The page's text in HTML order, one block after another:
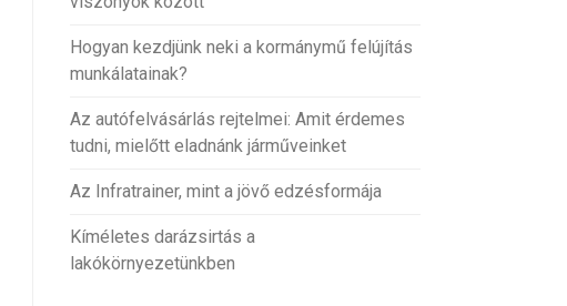
Hogyan kezdjünk neki a kormánymű felújítás
munkálatainak?
Az autófelvásárlás rejtelmei: Amit érdemes
tudni, mielőtt eladnánk járműveinket
Az Infratrainer, mint a jövő edzésformája
Kíméletes darázsirtás a
lakókörnyezetünkben